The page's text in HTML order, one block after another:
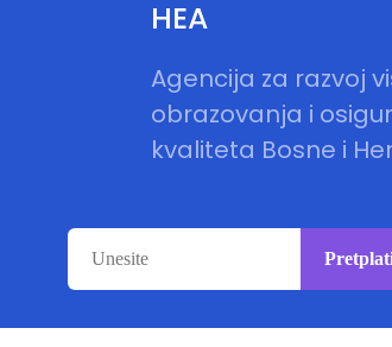
HEA
Agencija za razvoj
obrazovanja i
kvaliteta Bosne i